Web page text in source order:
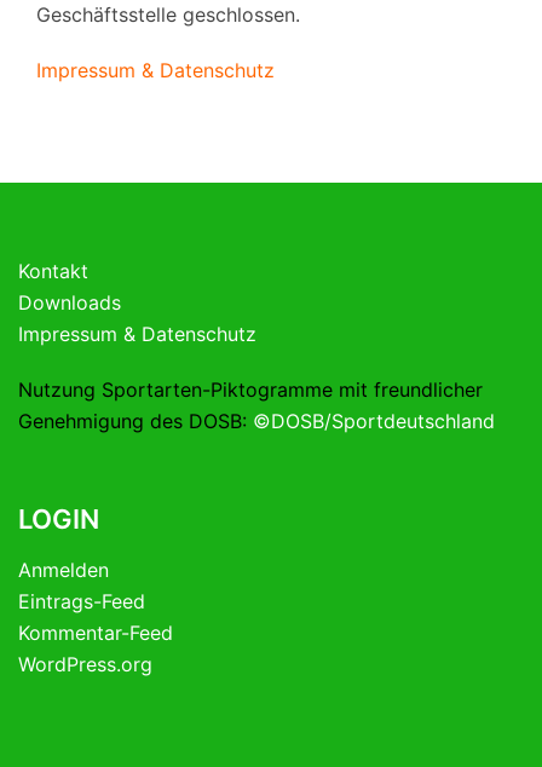
Geschäftsstelle geschlossen.
Impressum & Datenschutz
Kontakt
Downloads
Impressum & Datenschutz
Nutzung Sportarten-Piktogramme mit freundlicher
Genehmigung des DOSB: ©DOSB/Sportdeutschland
LOGIN
Anmelden
Eintrags-Feed
Kommentar-Feed
WordPress.org